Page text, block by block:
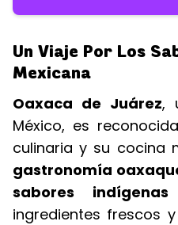
Un Viaje Por Los
Mexicana
Oaxaca de Juárez,
México, es
culinaria y su cocina
gastronomía
sabores
ingredientes frescos